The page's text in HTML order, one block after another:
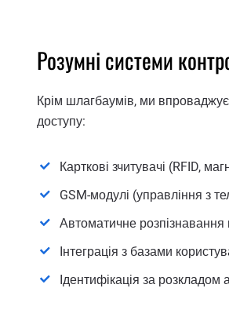
Розумні системи
Крім шлагбаумів, ми
доступу:
Карткові зчитувачі (RFID,
GSM-модулі (управління з
Автоматичне розпізнавання
Інтеграція з базами
Ідентифікація за